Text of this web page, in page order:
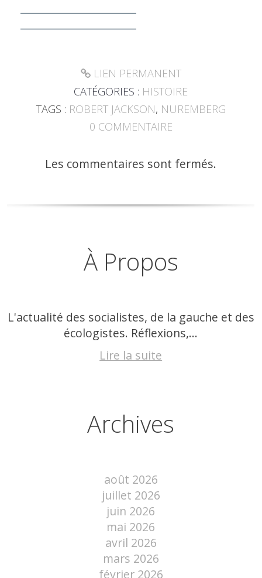
LIEN PERMANENT
CATÉGORIES : HISTOIRE
TAGS : ROBERT JACKSON, NUREMBERG
0 COMMENTAIRE
Les commentaires sont fermés.
À Propos
L'actualité des socialistes, de la gauche et des
écologistes. Réflexions,...
Lire la suite
Archives
août 2026
juillet 2026
juin 2026
mai 2026
avril 2026
mars 2026
février 2026